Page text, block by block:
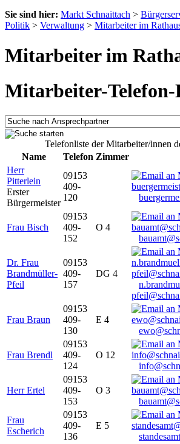
Sie sind hier: Markt Schnaittach >
Politik > Verwaltung > Mitarbeiter im
Mitarbeiter im
Mitarbeiter-Telefon-
Telefonliste der Mitarbeiter/innen
Name
Telefon Zimmer
Herr
Pitterlein
Erster
Bürgermeister
09153
409-
120
Frau Bisch
09153
409-
152
O 4
Dr. Frau
Brandmüller-
Pfeil
09153
409-
157
DG 4
Frau Braun
09153
409-
130
E 4
Frau Brendl
09153
409-
124
O 12
Herr Ertel
09153
409-
153
O 3
Frau
Escherich
09153
409-
136
E 5